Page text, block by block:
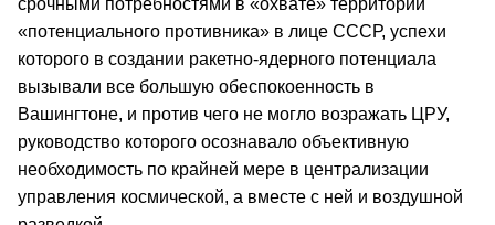
срочными потребностями в «охвате» территории
«потенциального противника» в лице СССР, успехи
которого в создании ракетно-ядерного потенциала
вызывали все большую обеспокоенность в
Вашингтоне, и против чего не могло возражать ЦРУ,
руководство которого осознавало объективную
необходимость по крайней мере в централизации
управления космической, а вместе с ней и воздушной